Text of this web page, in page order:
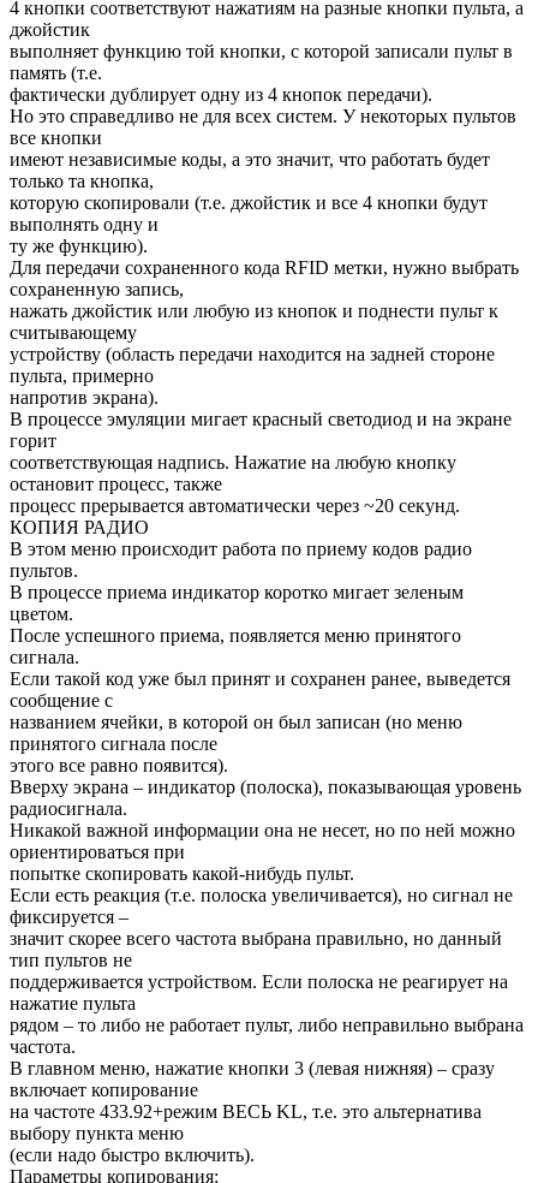
4 кнопки соответствуют нажатиям на разные кнопки пульта, а
джойстик
выполняет функцию той кнопки, с которой записали пульт в
память (т.е.
фактически дублирует одну из 4 кнопок передачи).
Но это справедливо не для всех систем. У некоторых пультов
все кнопки
имеют независимые коды, а это значит, что работать будет
только та кнопка,
которую скопировали (т.е. джойстик и все 4 кнопки будут
выполнять одну и
ту же функцию).
Для передачи сохраненного кода RFID метки, нужно выбрать
сохраненную запись,
нажать джойстик или любую из кнопок и поднести пульт к
считывающему
устройству (область передачи находится на задней стороне
пульта, примерно
напротив экрана).
В процессе эмуляции мигает красный светодиод и на экране
горит
соответствующая надпись. Нажатие на любую кнопку
остановит процесс, также
процесс прерывается автоматически через ~20 секунд.
КОПИЯ РАДИО
В этом меню происходит работа по приему кодов радио
пультов.
В процессе приема индикатор коротко мигает зеленым
цветом.
После успешного приема, появляется меню принятого
сигнала.
Если такой код уже был принят и сохранен ранее, выведется
сообщение с
названием ячейки, в которой он был записан (но меню
принятого сигнала после
этого все равно появится).
Вверху экрана – индикатор (полоска), показывающая уровень
радиосигнала.
Никакой важной информации она не несет, но по ней можно
ориентироваться при
попытке скопировать какой-нибудь пульт.
Если есть реакция (т.е. полоска увеличивается), но сигнал не
фиксируется –
значит скорее всего частота выбрана правильно, но данный
тип пультов не
поддерживается устройством. Если полоска не реагирует на
нажатие пульта
рядом – то либо не работает пульт, либо неправильно выбрана
частота.
В главном меню, нажатие кнопки 3 (левая нижняя) – сразу
включает копирование
на частоте 433.92+режим ВЕСЬ KL, т.е. это альтернатива
выбору пункта меню
(если надо быстро включить).
Параметры копирования: